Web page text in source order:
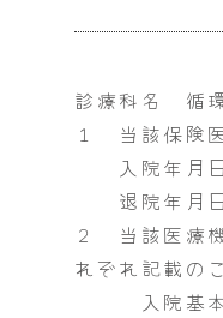
診療科名 循
１ 当該保険
入院年月
退院年月
２ 当該医療
れぞれ記載の
入院基本